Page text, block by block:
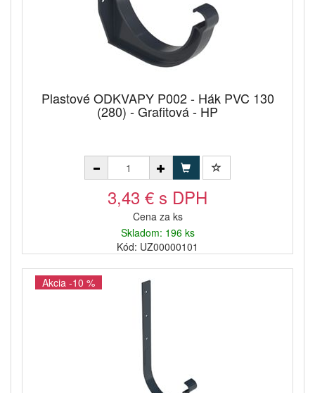
Plastové ODKVAPY P002 - Hák PVC 130
(280) - Grafitová - HP
3,43 € s DPH
Cena za ks
Skladom: 196 ks
Kód: UZ00000101
Akcia -10 %